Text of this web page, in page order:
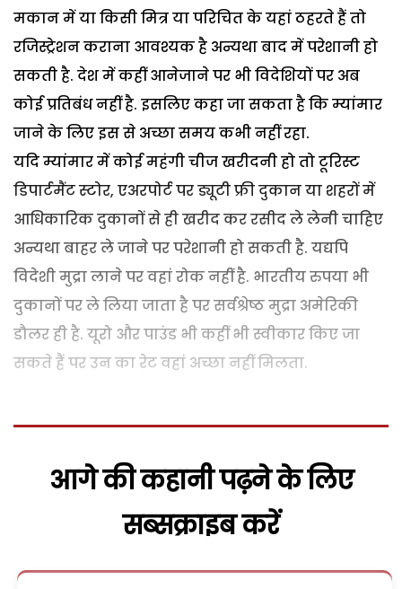
मकान में या किसी मित्र या परिचित के यहां ठहरते हैं तो
रजिस्ट्रेशन कराना आवश्यक है अन्यथा बाद में परेशानी हो
सकती है. देश में कहीं आनेजाने पर भी विदेशियों पर अब
कोई प्रतिबंध नहीं है. इसलिए कहा जा सकता है कि म्यांमार
जाने के लिए इस से अच्छा समय कभी नहीं रहा.
यदि म्यांमार में कोई महंगी चीज खरीदनी हो तो टूरिस्ट
डिपार्टमैंट स्टोर, एअरपोर्ट पर ड्यूटी फ्री दुकान या शहरों में
आधिकारिक दुकानों से ही खरीद कर रसीद ले लेनी चाहिए
अन्यथा बाहर ले जाने पर परेशानी हो सकती है. यद्यपि
विदेशी मुद्रा लाने पर वहां रोक नहीं है. भारतीय रुपया भी
दुकानों पर ले लिया जाता है पर सर्वश्रेष्ठ मुद्रा अमेरिकी
डौलर ही है. यूरो और पाउंड भी कहीं भी स्वीकार किए जा
सकते हैं पर उन का रेट वहां अच्छा नहीं मिलता.
आगे की कहानी पढ़ने के लिए
सब्सक्राइब करें